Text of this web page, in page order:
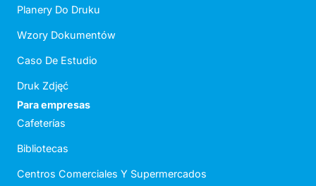
Planery Do Druku
Wzory Dokumentów
Caso De Estudio
Druk Zdjęć
Para empresas
Cafeterías
Bibliotecas
Centros Comerciales Y Supermercados